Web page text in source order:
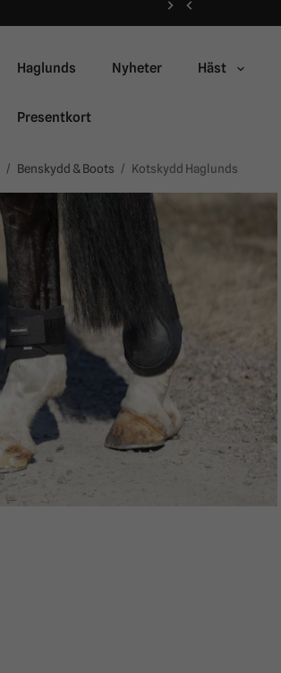
Haglunds Nyheter Häst
Presentkort
/ Benskydd & Boots / Kotskydd Haglunds